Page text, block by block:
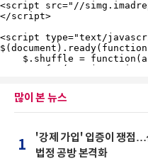
많이 본 뉴스
1
'강제 가입' 입증이 쟁점…
법정 공방 본격화